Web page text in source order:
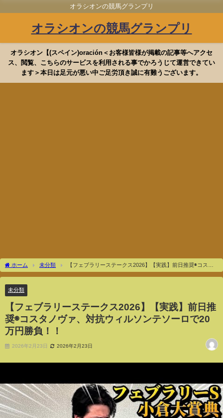
オラシオンの競馬グランプリ
オラシオンの競馬グランプリ
オラシオン【(スペイン)oración＜お客様皆様が掲載の記事等へアクセ
ス、閲覧、こちらのサービスを利用される事でかろうじて運営できてい
ます＞本日は足元が悪い中ご足労頂き誠に有難うございます。
ホーム 未分類
【フェブラリーステークス2026】【実践】前日推奨◉コスタ
ノヴァ、対抗ウィルソンテソーロで20万円勝負！！
未分類
【フェブラリーステークス2026】【実践】前日推
奨◉コスタノヴァ、対抗ウィルソンテソーロで20
万円勝負！！
2026年2月23日 2026年2月23日